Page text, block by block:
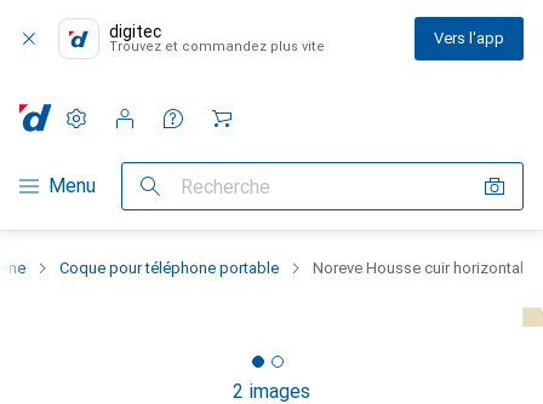
digitec
Trouvez et commandez plus vite Vers l'app
Navigation par catégorie
Menu Recherche
Paramètres
Compte client
Listes de comparaison
Listes d'envies
Panier
Coque pour téléphone portable Noreve Housse cuir horizontal
2 images